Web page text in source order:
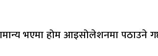
भएमा होम आइसोलेशनमा पठाउने